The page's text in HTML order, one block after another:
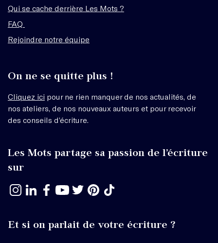
Qui se cache derrière Les Mots ?
FAQ
Rejoindre notre équipe
On ne se quitte plus !
Cliquez ici pour ne rien manquer de nos actualités, de
nos ateliers, de nos nouveaux auteurs et pour recevoir
des conseils d’écriture.
Les Mots partage sa passion de l’écriture
sur
Et si on parlait de votre écriture ?